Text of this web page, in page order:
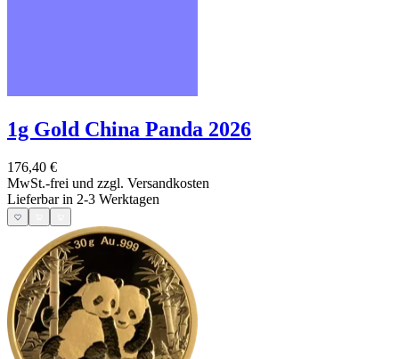
1g Gold China Panda 2026
176,40 €
MwSt.-frei und zzgl. Versandkosten
Lieferbar in 2-3 Werktagen